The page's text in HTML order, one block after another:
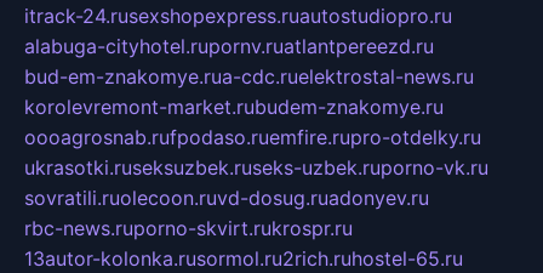
itrack-24.rusexshopexpress.ruautostudiopro.ru
alabuga-cityhotel.rupornv.ruatlantpereezd.ru
bud-em-znakomye.rua-cdc.ruelektrostal-news.ru
korolevremont-market.rubudem-znakomye.ru
oooagrosnab.rufpodaso.ruemfire.rupro-otdelky.ru
ukrasotki.ruseksuzbek.ruseks-uzbek.ruporno-vk.ru
sovratili.ruolecoon.ruvd-dosug.ruadonyev.ru
rbc-news.ruporno-skvirt.rukrospr.ru
13autor-kolonka.rusormol.ru2rich.ruhostel-65.ru